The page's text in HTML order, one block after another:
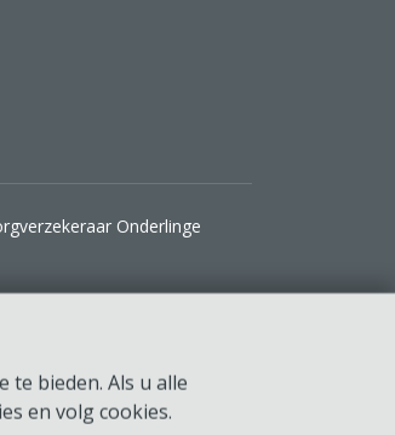
bieden. Als u alle
en volg cookies.
Onderlinge